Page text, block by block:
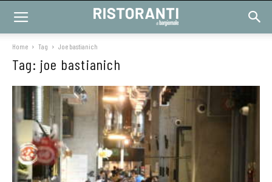
Home Tag Joe bastianich
Tag: joe bastianich